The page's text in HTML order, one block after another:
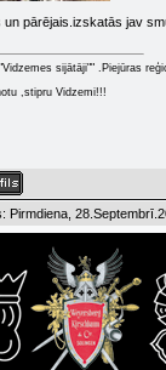
un pārējais.izskatās jav
sijātāji"" .Piejūras
,stipru Vidzemi!!!
Pirmdiena,